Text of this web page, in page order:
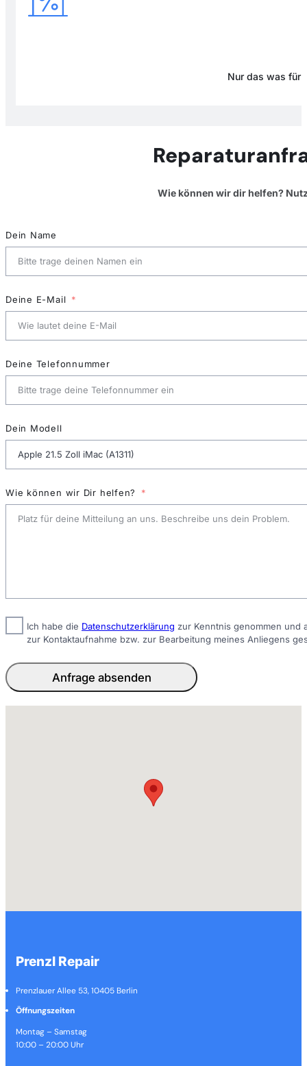
Nur das was für
Wie können wir dir helfen?
Dein Name
Deine E-Mail
Deine Telefonnummer
Dein Modell
Wie können wir Dir helfen?
Ich habe die Datenschutzerklärung zur Kenntnis genommen und
zur Kontaktaufnahme bzw. zur Bearbeitung meines Anliegens
Anfrage absenden
Prenzl Repair
Prenzlauer Allee 53, 10405 Berlin
Öffnungszeiten
Montag – Samstag
10:00 – 20:00 Uhr